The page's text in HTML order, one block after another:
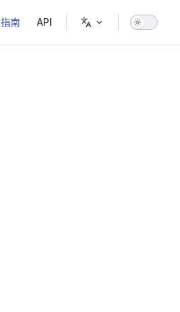
指南 API